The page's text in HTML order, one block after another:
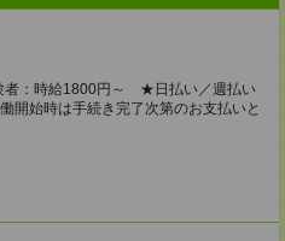
：時給1800円～ ★日払い／週払い
開始時は手続き完了次第のお支払いと